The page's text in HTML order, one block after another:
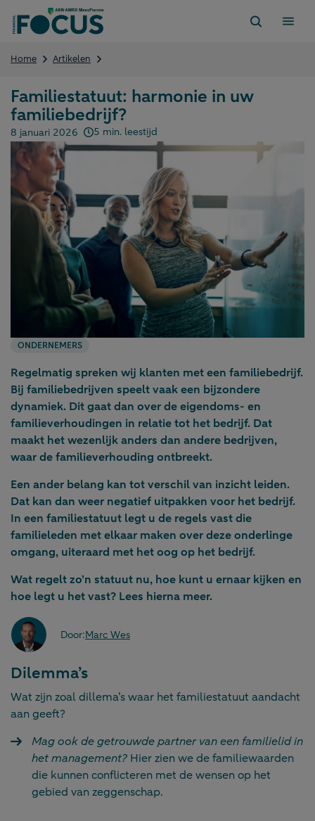
naar
Home Artikelen
uw
familiebedrijf?
Familiestatuut: harmonie in uw
familiebedrijf?
Gepubliceerd op:
8 januari 2026 5 min. leestijd
ONDERNEMERS
Regelmatig spreken wij klanten met een familiebedrijf.
Bij familiebedrijven speelt vaak een bijzondere
dynamiek. Dit gaat dan over de eigendoms- en
familieverhoudingen in relatie tot het bedrijf. Dat
maakt het wezenlijk anders dan andere bedrijven,
waar de familieverhouding ontbreekt.
Een ander belang kan tot verschil van inzicht leiden.
Dat kan dan weer negatief uitpakken voor het bedrijf.
In een familiestatuut legt u de regels vast die
familieleden met elkaar maken over deze onderlinge
omgang, uiteraard met het oog op het bedrijf.
Wat regelt zo’n statuut nu, hoe kunt u ernaar kijken en
hoe legt u het vast? Lees hierna meer.
Door:Marc Wes
Dilemma’s
Wat zijn zoal dillema’s waar het familiestatuut aandacht
aan geeft?
Mag ook de getrouwde partner van een familielid in
het management? Hier zien we de familiewaarden
die kunnen conflicteren met de wensen op het
gebied van zeggenschap.